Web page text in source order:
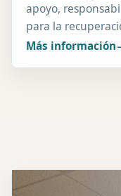
apoyo,
para la
Más información